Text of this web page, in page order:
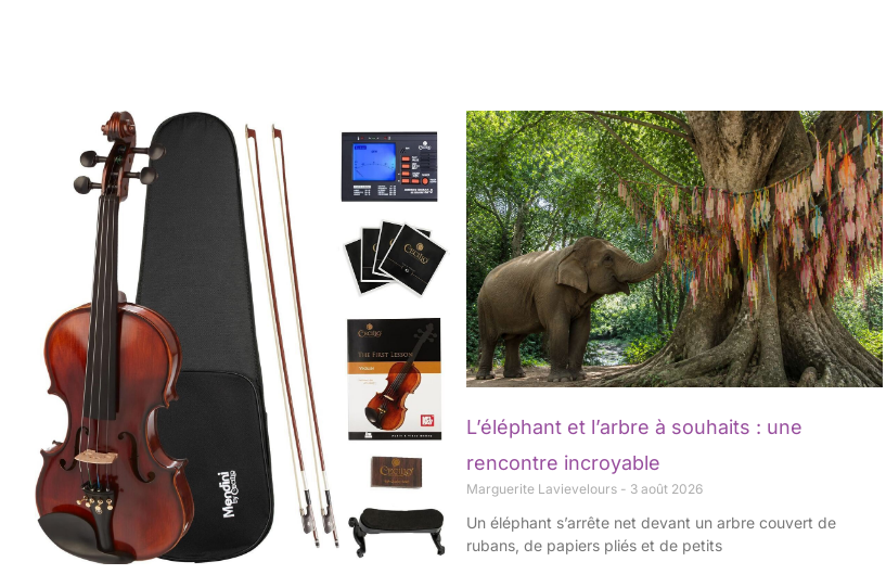
L’éléphant et l’arbre à souhaits : une
rencontre incroyable
Marguerite Lavievelours 3 août 2026
Un éléphant s’arrête net devant un arbre couvert de
rubans, de papiers pliés et de petits
PagePagePagePage